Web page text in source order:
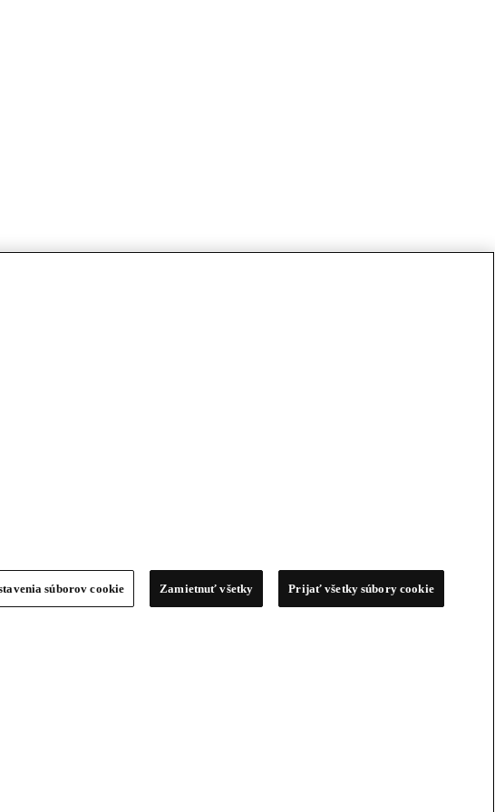
súborov cookie Zamietnuť všetky Prijať všetky súbory cookie